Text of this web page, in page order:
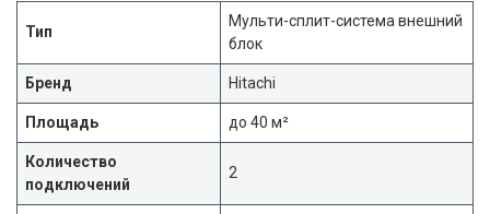
Тип
Мульти-сплит-система внешний
блок
Бренд Hitachi
Площадь до 40 м²
Количество
подключений
2